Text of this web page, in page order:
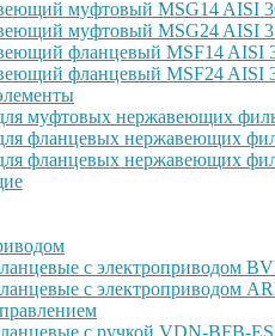
муфтовый MSG14 AISI
муфтовый MSG24 AISI
фланцевый MSF14 AISI
фланцевый MSF24 AISI
муфтовых нержавеющих
фланцевых нержавеющих
фланцевых нержавеющих
с электроприводом
с электроприводом
с ручкой VDN-BFB-